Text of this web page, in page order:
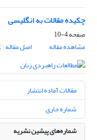
چکیده مقالات به انگلیسی
صفحه4-10
مشاهده مقاله
اصل مقاله
مقالات آماده انتشار
شماره جاری
شماره‌های پیشین نشریه